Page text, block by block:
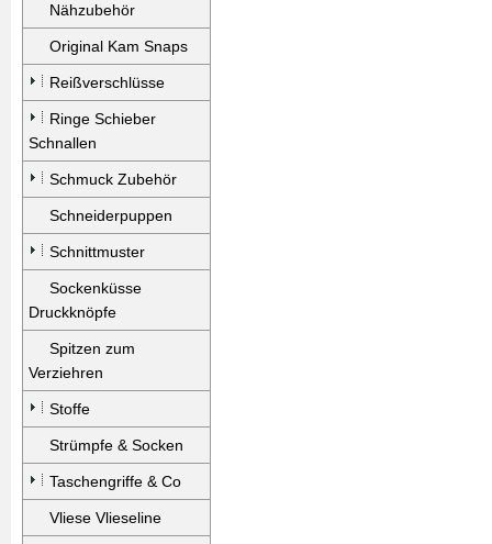
Nähzubehör
Original Kam Snaps
Reißverschlüsse
Ringe Schieber
Schnallen
Schmuck Zubehör
Schneiderpuppen
Schnittmuster
Sockenküsse
Druckknöpfe
Spitzen zum
Verziehren
Stoffe
Strümpfe & Socken
Taschengriffe & Co
Vliese Vlieseline